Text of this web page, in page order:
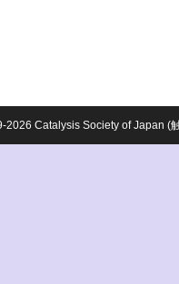
2026 Catalysis Society of Japan (